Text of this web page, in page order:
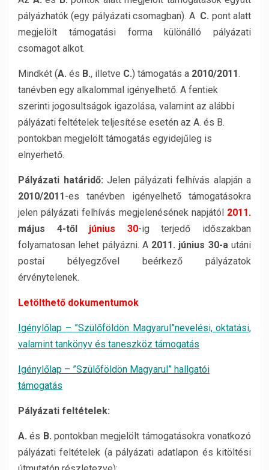
pályázhatók (egy pályázati csomagban). A C. pont alatt
megjelölt támogatási forma különálló pályázati
csomagot alkot.
Mindkét (A. és B., illetve C.) támogatás a 2010/2011.
tanévben egy alkalommal igényelhető. A fentiek
szerinti jogosultságok igazolása, valamint az alábbi
pályázati feltételek teljesítése esetén az A. és B.
pontokban megjelölt támogatás egyidejűleg is
elnyerhető.
Pályázati határidő: Jelen pályázati felhívás alapján a
2010/2011-es tanévben igényelhető támogatásokra
jelen pályázati felhívás megjelenésének napjától 2011.
május 4-től június 30-ig terjedő időszakban
folyamatosan lehet pályázni. A 2011. június 30-autáni
postai bélyegzővel beérkező pályázatok
érvénytelenek.
Letölthető dokumentumok
Igénylőlap – ”Szülőföldön Magyarul”nevelési, oktatási,
valamint tankönyv és taneszköz támogatás
Igénylőlap – ”Szülőföldön Magyarul” hallgatói
támogatás
Pályázati feltételek:
A. és B. pontokban megjelölt támogatásokra vonatkozó
pályázati feltételek (a pályázati adatlapon és kitöltési